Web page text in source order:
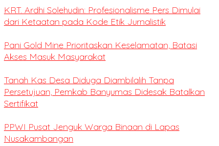
KRT. Ardhi Solehudin: Profesionalisme Pers Dimulai
dari Ketaatan pada Kode Etik Jurnalistik
Pani Gold Mine Prioritaskan Keselamatan, Batasi
Akses Masuk Masyarakat
Tanah Kas Desa Diduga Diambilalih Tanpa
Persetujuan, Pemkab Banyumas Didesak Batalkan
Sertifikat
PPWI Pusat Jenguk Warga Binaan di Lapas
Nusakambangan